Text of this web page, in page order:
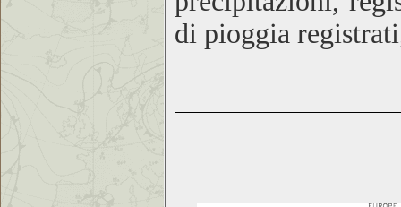
di pioggia